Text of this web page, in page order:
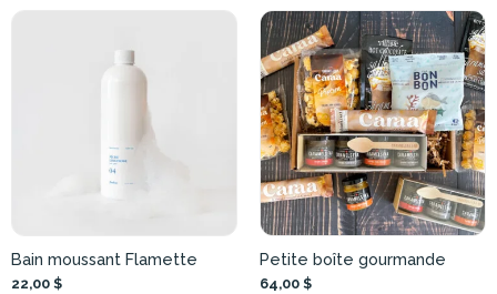
Bain moussant Flamette
22,00 $
Petite boîte gourmande
64,00 $